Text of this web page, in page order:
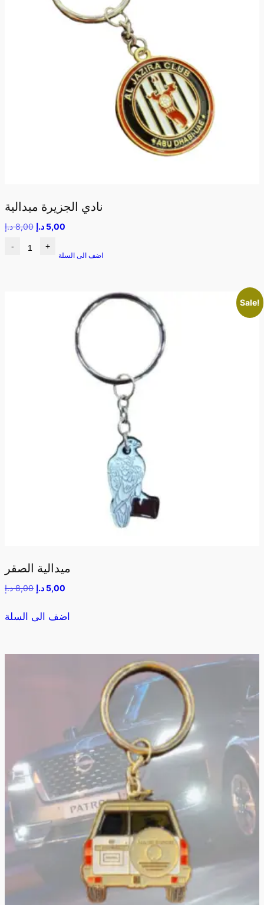
نادي الجزيرة ميدالية
8,00 د.إ 5,00 د.إ
- +
اضف الى السلة
Sale!
ميدالية الصقر
8,00 د.إ 5,00 د.إ
اضف الى السلة